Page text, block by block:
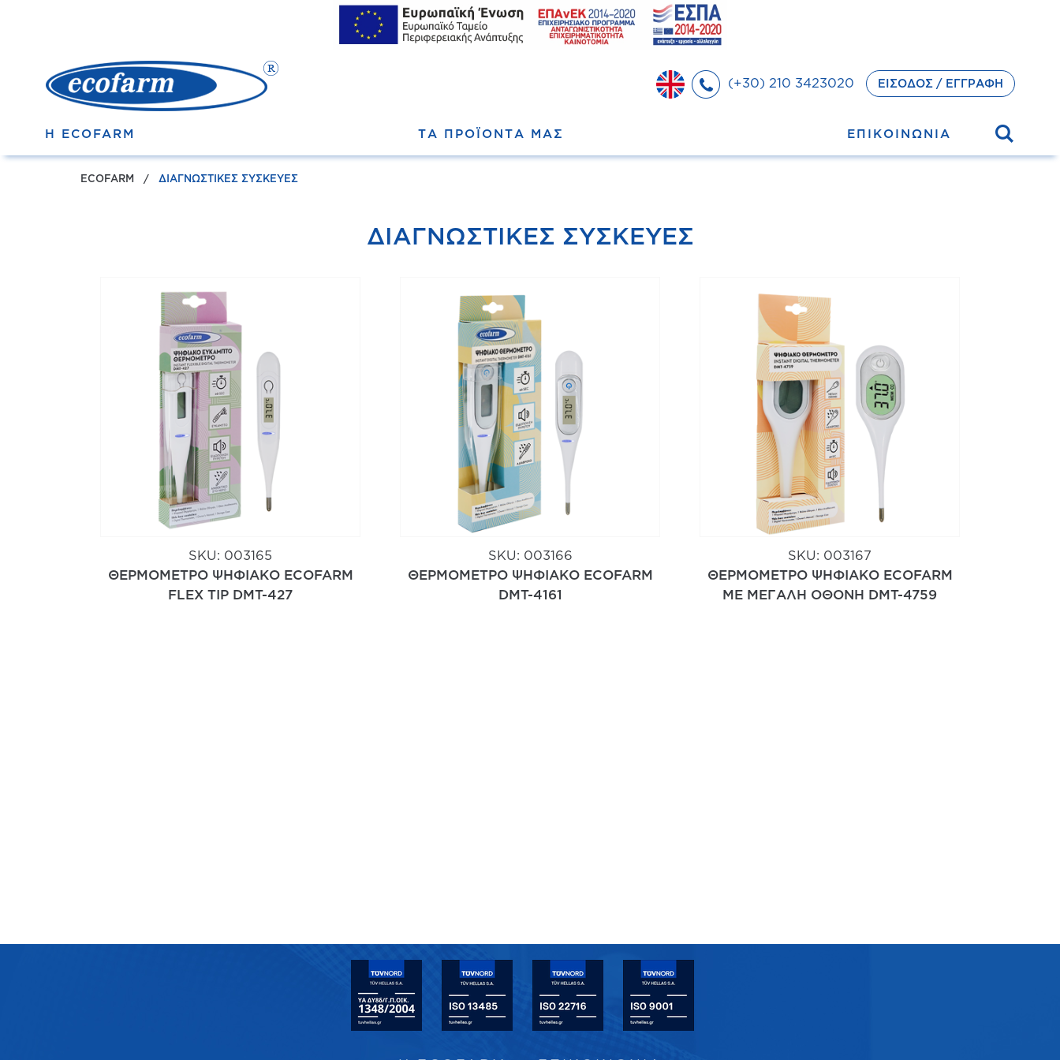
(+30) 210 3423020 ΕΙΣΟΔΟΣ / ΕΓΓΡΑΦΗ
Η ECOFARM ΤΑ ΠΡΟΪΟΝΤΑ ΜΑΣ ΕΠΙΚΟΙΝΩΝΙΑ
ECOFARM ΔΙΑΓΝΩΣΤΙΚΕΣ ΣΥΣΚΕΥΕΣ
ΔΙΑΓΝΩΣΤΙΚΕΣ ΣΥΣΚΕΥΕΣ
SKU: 003165
ΘΕΡΜΟΜΕΤΡΟ ΨΗΦΙΑΚΟ ECOFARM
FLEX TIP DMT-427
SKU: 003166
ΘΕΡΜΟΜΕΤΡΟ ΨΗΦΙΑΚΟ ECOFARM
DMT-4161
SKU: 003167
ΘΕΡΜΟΜΕΤΡΟ ΨΗΦΙΑΚΟ ECOFARM
ΜΕ ΜΕΓΑΛΗ ΟΘΟΝΗ DMT-4759